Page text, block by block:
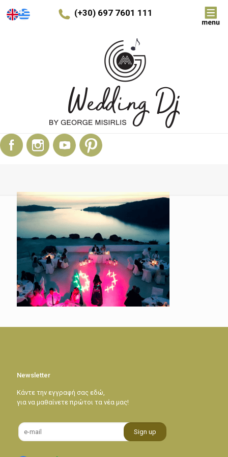
(+30) 697 7601 111
Newsletter
Κάντε την εγγραφή σας εδώ,
για να μαθαίνετε πρώτοι τα νέα μας!